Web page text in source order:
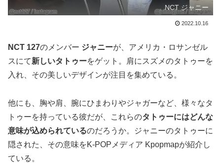
NCT ジャニー
2022.10.16
NCT 127のメンバー ジャニーが、アメリカ・ロサンゼル
スにて新しいタトゥーをゲット。肩にスズメのタトゥーを
入れ、その美しいデザインが注目を集めている。
他にも、胸や肩、腕にひまわりやジャガーなど、様々なタ
トゥーを持っている彼だが、これらのタトゥーにはどんな
意味が込められているのだろうか。ジャニーのタトゥーに
隠された、その意味をK-POPメディア Kpopmapが紹介し
ている。